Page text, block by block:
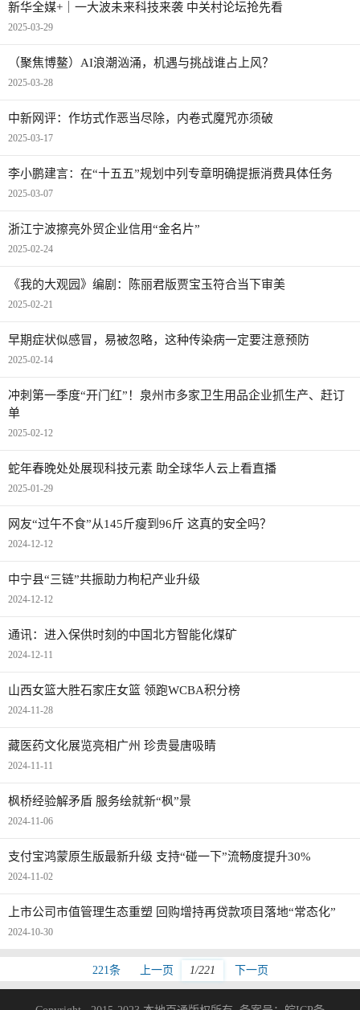
新华全媒+｜一大波未来科技来袭 中关村论坛抢先看
2025-03-29
（聚焦博鳌）AI浪潮汹涌，机遇与挑战谁占上风？
2025-03-28
中新网评：作坊式作恶当尽除，内卷式魔咒亦须破
2025-03-17
李小鹏建言：在“十五五”规划中列专章明确提振消费具体任务
2025-03-07
浙江宁波擦亮外贸企业信用“金名片”
2025-02-24
《我的大观园》编剧：陈丽君版贾宝玉符合当下审美
2025-02-21
早期症状似感冒，易被忽略，这种传染病一定要注意预防
2025-02-14
冲刺第一季度“开门红”！泉州市多家卫生用品企业抓生产、赶订
单
2025-02-12
蛇年春晚处处展现科技元素 助全球华人云上看直播
2025-01-29
网友“过午不食”从145斤瘦到96斤 这真的安全吗？
2024-12-12
中宁县“三链”共振助力枸杞产业升级
2024-12-12
通讯：进入保供时刻的中国北方智能化煤矿
2024-12-11
山西女篮大胜石家庄女篮 领跑WCBA积分榜
2024-11-28
藏医药文化展览亮相广州 珍贵曼唐吸睛
2024-11-11
枫桥经验解矛盾 服务绘就新“枫”景
2024-11-06
支付宝鸿蒙原生版最新升级 支持“碰一下”流畅度提升30%
2024-11-02
上市公司市值管理生态重塑 回购增持再贷款项目落地“常态化”
2024-10-30
221条 上一页 1/221 下一页